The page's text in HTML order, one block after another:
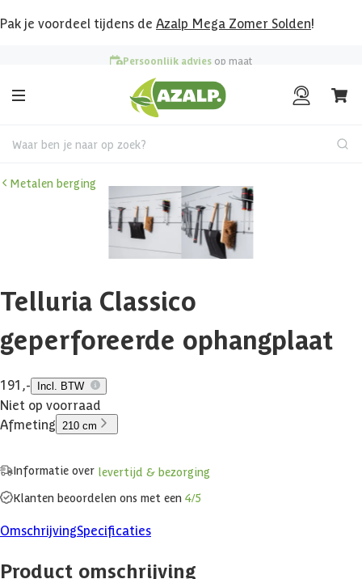
Pak je voordeel tijdens de Azalp Mega Zomer Solden!
Persoonlijk advies op maat
Waar ben je naar op zoek?
Metalen berging
Telluria Classico
geperforeerde ophangplaat
191,- Incl. BTW
Niet op voorraad
Afmeting 210 cm
Informatie over levertijd & bezorging
Klanten beoordelen ons met een 4/5
OmschrijvingSpecificaties
Product omschrijving